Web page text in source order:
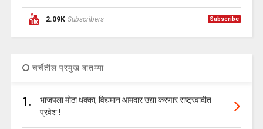
2.09K Subscribers Subscribe
चर्चेतील प्रमुख बातम्या
1.
भाजपला मोठा धक्का, विद्यमान आमदार उद्या करणार राष्ट्रवादीत
प्रवेश !